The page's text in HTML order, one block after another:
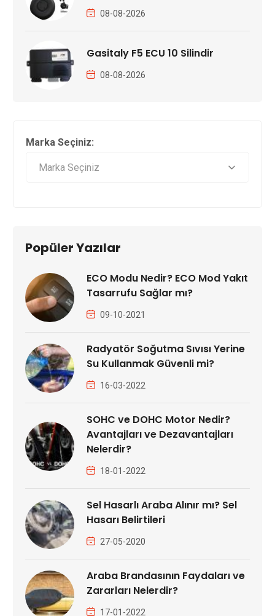
08-08-2026
Gasitaly F5 ECU 10 Silindir
08-08-2026
Marka Seçiniz:
Popüler Yazılar
ECO Modu Nedir? ECO Mod Yakıt
Tasarrufu Sağlar mı?
09-10-2021
Radyatör Soğutma Sıvısı Yerine
Su Kullanmak Güvenli mi?
16-03-2022
SOHC ve DOHC Motor Nedir?
Avantajları ve Dezavantajları
Nelerdir?
18-01-2022
Sel Hasarlı Araba Alınır mı? Sel
Hasarı Belirtileri
27-05-2020
Araba Brandasının Faydaları ve
Zararları Nelerdir?
17-01-2022